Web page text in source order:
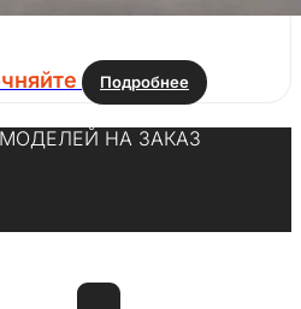
Подробнее
НА ЗАКАЗ